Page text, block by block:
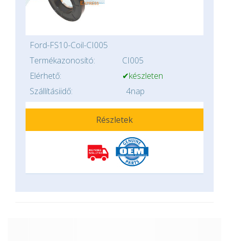
Ford-FS10-Coil-CI005
Termékazonosító:
CI005
Elérhető:
✔készleten
Szállításiidő:
4nap
Részletek